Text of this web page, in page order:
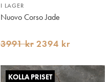
I LAGER
Nuovo Corso Jade
3991 kr 2394 kr
KOLLA PRISET